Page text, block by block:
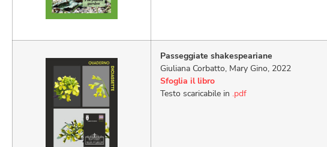
Passeggiate shakespeariane
Giuliana Corbatto, Mary Gino, 2022
Sfoglia il libro
Testo scaricabile in .pdf